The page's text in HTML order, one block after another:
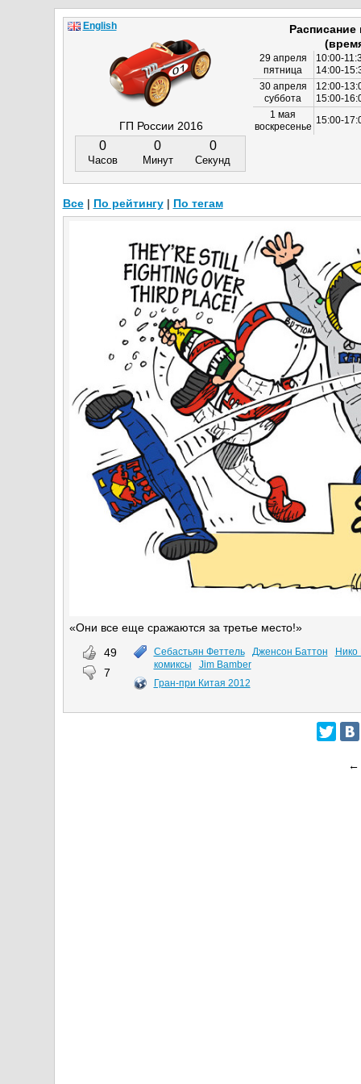
«Они все еще сражаются за третье место!»
49
7
Себастьян Феттель Дженсон Баттон
Нико
комиксы
Jim Bamber
Гран-при Китая 2012
ГП России 2016
0
Часов
0
Минут
0
Секунд
29 апреля
пятница
10:00-
14:00-
30 апреля
суббота
12:00-
15:00-
1 мая
воскресенье
15:00-
English
Все| По рейтингу| По тегам